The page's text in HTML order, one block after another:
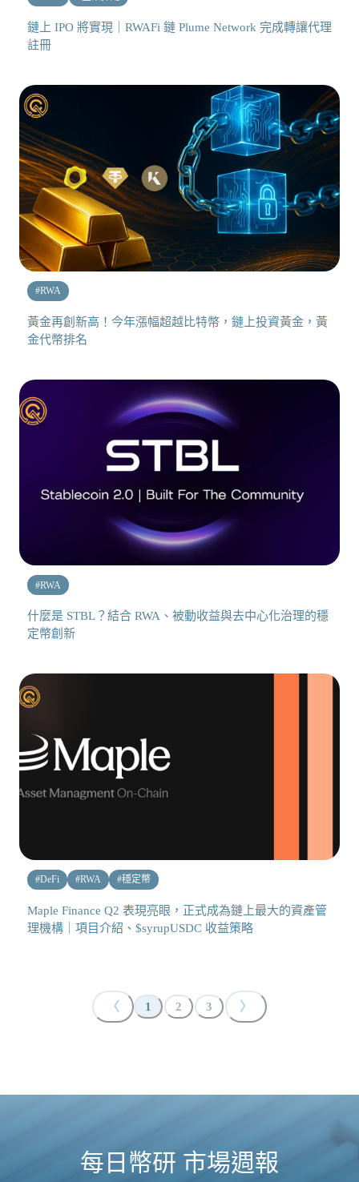
鏈上 IPO 將實現｜RWAFi 鏈 Plume Network 完成轉讓代理
註冊
#RWA
黃金再創新高！今年漲幅超越比特幣，鏈上投資黃金，黃
金代幣排名
#RWA
什麼是 STBL？結合 RWA、被動收益與去中心化治理的穩
定幣創新
#DeFi #RWA #穩定幣
Maple Finance Q2 表現亮眼，正式成為鏈上最大的資產管
理機構｜項目介紹、$syrupUSDC 收益策略
〈 1 2 3 〉
每日幣研 市場週報